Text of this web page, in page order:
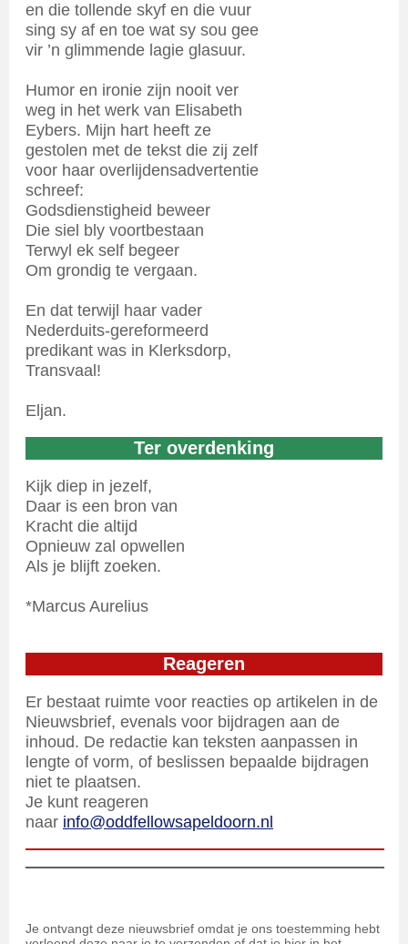
en die tollende skyf en die vuur
sing sy af en toe wat sy sou gee
vir ’n glimmende lagie glasuur.
Humor en ironie zijn nooit ver
weg in het werk van Elisabeth
Eybers. Mijn hart heeft ze
gestolen met de tekst die zij zelf
voor haar overlijdensadvertentie
schreef:
Godsdienstigheid beweer
Die siel bly voortbestaan
Terwyl ek self begeer
Om grondig te vergaan.
En dat terwijl haar vader
Nederduits-gereformeerd
predikant was in Klerksdorp,
Transvaal!
Eljan.
Ter overdenking
Kijk diep in jezelf,
Daar is een bron van
Kracht die altijd
Opnieuw zal opwellen
Als je blijft zoeken.
*Marcus Aurelius
Reageren
Er bestaat ruimte voor reacties op artikelen in de
Nieuwsbrief, evenals voor bijdragen aan de
inhoud. De redactie kan teksten aanpassen in
lengte of vorm, of beslissen bepaalde bijdragen
niet te plaatsen.
Je kunt reageren
naar info@oddfellowsapeldoorn.nl
Je ontvangt deze nieuwsbrief omdat je ons toestemming hebt